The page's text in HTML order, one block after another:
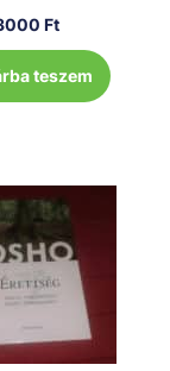
Ft
teszem